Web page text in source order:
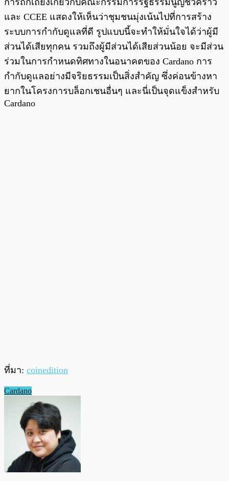
การถกเถียงเกี่ยวกับคณะกรรมการรัฐธรรมนูญชั่วคราว
และ CCEE แสดงให้เห็นว่าชุมชนมุ่งเน้นไปที่การสร้าง
ระบบการกำกับดูแลที่ดี รูปแบบนี้จะทำให้มั่นใจได้ว่าผู้มี
ส่วนได้เสียทุกคน รวมถึงผู้มีส่วนได้เสียส่วนน้อย จะมีส่วน
ร่วมในการกำหนดทิศทางในอนาคตของ Cardano การ
กำกับดูแลอย่างมีจริยธรรมเป็นสิ่งสำคัญ ซึ่งค่อนข้างหา
ยากในโครงการบล็อกเชนอื่นๆ และนี่เป็นจุดแข็งสำหรับ
Cardano
ที่มา: coinedition
Cardano